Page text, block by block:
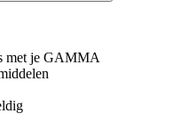
met je GAMMA